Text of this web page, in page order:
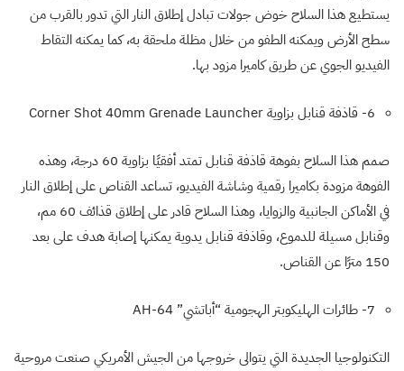
يستطيع هذا السلاح خوض جولات تبادل إطلاق النار التي تدور بالقرب من
سطح الأرض ويمكنه الطفو من خلال مظلة ملحقة به، كما يمكنه التقاط
الفيديو الجوي عن طريق كاميرا مزود بها.
6- قاذفة قنابل بزاوية Corner Shot 40mm Grenade Launcher
صمم هذا السلاح بفوهة قاذفة قنابل تمتد أفقيًا بزاوية 60 درجة، وهذه
الفوهة مزودة بكاميرا رقمية وشاشة الفيديو، تساعد القناص على إطلاق النار
في الأماكن الجانبية والزوايا، وهذا السلاح قادر على إطلاق قذائف 60 مم،
وقنابل مسيلة للدموع، وقاذفة قنابل يدوية يمكنها إصابة هدف على بعد
150 مترًا عن القناص.
7- طائرات الهليكوبتر الهجومية “أباتشي” AH-64
التكنولوجيا الجديدة التي يتوالى خروجها من الجيش الأمريكي صنعت مروحية